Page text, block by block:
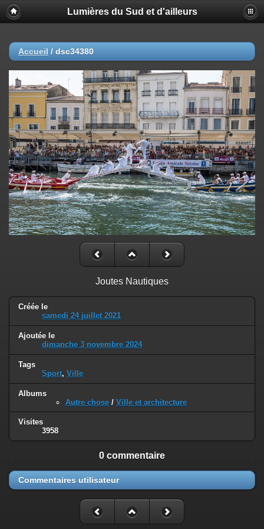
Lumières du Sud et d'ailleurs
Accueil / dsc34380
Joutes Nautiques
Créée le
samedi 24 juillet 2021
Ajoutée le
dimanche 3 novembre 2024
Tags
Sport, Ville
Albums
Autre chose / Ville et architecture
Visites
3958
0 commentaire
Commentaires utilisateur